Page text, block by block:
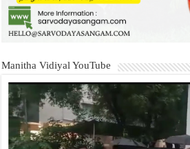
Manitha Vidiyal YouTube